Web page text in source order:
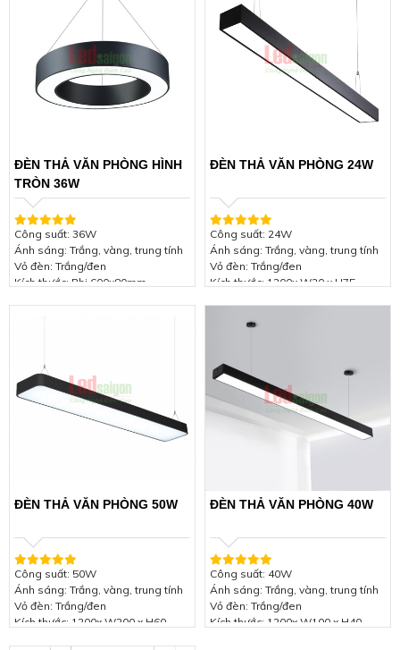
Quang thông: ≥ 3200 Lm
Cấp bảo vệ: IP44
Chỉ số hoàn màu (CRI): >80
Tuổi thọ: 50.000 giờ
Góc chiếu: 110°
Chất liệu: Aluminium + PC + Nhôm
Quang thông: ≥ 3200 Lm
Cấp bảo vệ: IP44
Chỉ số hoàn màu (CRI): >80
Tuổi thọ: 50.000 giờ
Góc chiếu: 110°
Chất liệu: Aluminium + PC + Nhôm
ĐÈN THẢ VĂN PHÒNG HÌNH
TRÒN 36W
Công suất: 36W
Ánh sáng: Trắng, vàng, trung tính
Vỏ đèn: Trắng/đen
Kích thước: Phi 600x80mm
Cấp bảo vệ: IP44
Chỉ số hoàn màu (CRI): >80
Tuổi thọ: 50.000 giờ
Góc chiếu: 110°
Chất liệu: Aluminium + PC + Nhôm
ĐÈN THẢ VĂN PHÒNG 24W
Công suất: 24W
Ánh sáng: Trắng, vàng, trung tính
Vỏ đèn: Trắng/đen
Kích thước: 1200x W20 x H75
Chip LED: SMD 2835
Cấp bảo vệ: IP44
Chỉ số hoàn màu (CRI): >80
Tuổi thọ: 50.000 giờ
Góc chiếu: 110°
Chất liệu: Aluminium + PC + Nhôm
ĐÈN THẢ VĂN PHÒNG 50W
Công suất: 50W
Ánh sáng: Trắng, vàng, trung tính
Vỏ đèn: Trắng/đen
Kích thước: 1200x W200 x H60
ĐÈN THẢ VĂN PHÒNG 40W
Công suất: 40W
Ánh sáng: Trắng, vàng, trung tính
Vỏ đèn: Trắng/đen
Kích thước: 1200x W100 x H40